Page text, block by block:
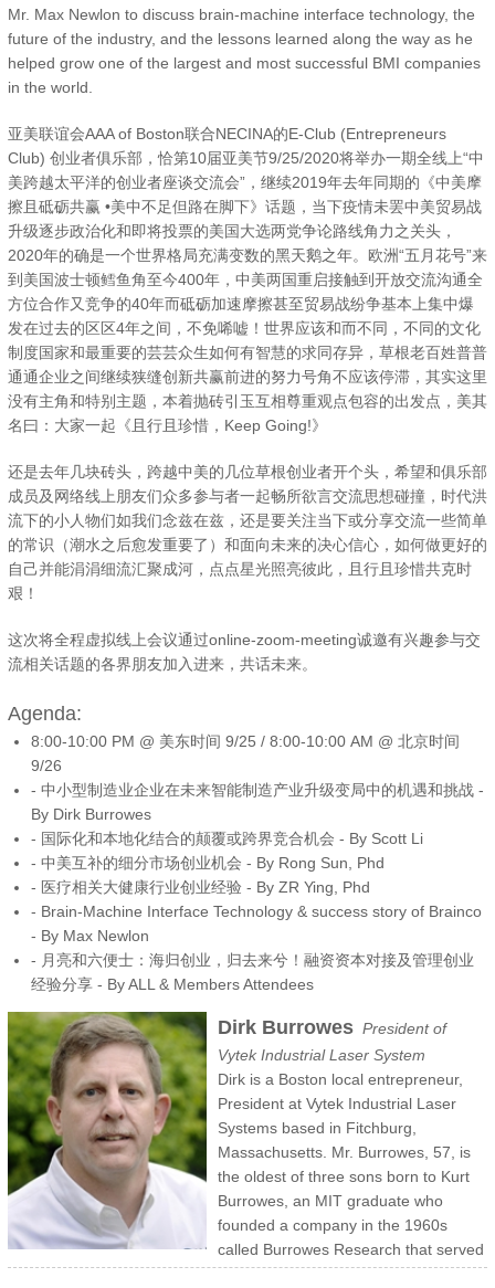
Mr. Max Newlon to discuss brain-machine interface technology, the
future of the industry, and the lessons learned along the way as he
helped grow one of the largest and most successful BMI companies
in the world.
亚美联谊会AAA of Boston联合NECINA的E-Club (Entrepreneurs
Club) 创业者俱乐部，恰第10届亚美节9/25/2020将举办一期全线上“中
美跨越太平洋的创业者座谈交流会”，继续2019年去年同期的《中美摩
擦且砥砺共赢 •美中不足但路在脚下》话题，当下疫情未罢中美贸易战
升级逐步政治化和即将投票的美国大选两党争论路线角力之关头，
2020年的确是一个世界格局充满变数的黑天鹅之年。欧洲“五月花号”来
到美国波士顿鳕鱼角至今400年，中美两国重启接触到开放交流沟通全
方位合作又竞争的40年而砥砺加速摩擦甚至贸易战纷争基本上集中爆
发在过去的区区4年之间，不免唏嘘！世界应该和而不同，不同的文化
制度国家和最重要的芸芸众生如何有智慧的求同存异，草根老百姓普普
通通企业之间继续狭缝创新共赢前进的努力号角不应该停滞，其实这里
没有主角和特别主题，本着抛砖引玉互相尊重观点包容的出发点，美其
名曰：大家一起《且行且珍惜，Keep Going!》
还是去年几块砖头，跨越中美的几位草根创业者开个头，希望和俱乐部
成员及网络线上朋友们众多参与者一起畅所欲言交流思想碰撞，时代洪
流下的小人物们如我们念兹在兹，还是要关注当下或分享交流一些简单
的常识（潮水之后愈发重要了）和面向未来的决心信心，如何做更好的
自己并能涓涓细流汇聚成河，点点星光照亮彼此，且行且珍惜共克时
艰！
这次将全程虚拟线上会议通过online-zoom-meeting诚邀有兴趣参与交
流相关话题的各界朋友加入进来，共话未来。
Agenda:
8:00-10:00 PM @ 美东时间 9/25 / 8:00-10:00 AM @ 北京时间
9/26
- 中小型制造业企业在未来智能制造产业升级变局中的机遇和挑战 -
By Dirk Burrowes
- 国际化和本地化结合的颠覆或跨界竞合机会 - By Scott Li
- 中美互补的细分市场创业机会 - By Rong Sun, Phd
- 医疗相关大健康行业创业经验 - By ZR Ying, Phd
- Brain-Machine Interface Technology & success story of Brainco
- By Max Newlon
- 月亮和六便士：海归创业，归去来兮！融资资本对接及管理创业
经验分享 - By ALL & Members Attendees
Dirk Burrowes President of
Vytek Industrial Laser System
Dirk is a Boston local entrepreneur,
President at Vytek Industrial Laser
Systems based in Fitchburg,
Massachusetts. Mr. Burrowes, 57, is
the oldest of three sons born to Kurt
Burrowes, an MIT graduate who
founded a company in the 1960s
called Burrowes Research that served
as the first workplace for all of his sons. Under his father’s unofficial